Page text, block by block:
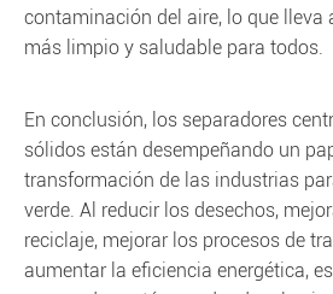
contaminación del aire, lo que lleva
más limpio y saludable para todos.
En conclusión, los separadores
sólidos están desempeñando un
transformación de las industrias
verde. Al reducir los desechos,
reciclaje, mejorar los procesos de
aumentar la eficiencia energética,